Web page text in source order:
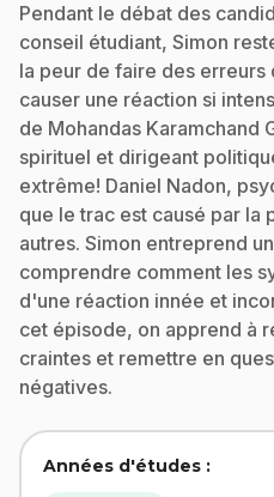
Pendant le débat des
conseil étudiant, Simon
la peur de faire des
causer une réaction si
de Mohandas Karamchand
spirituel et dirigeant
extrême! Daniel Nadon,
que le trac est causé par la
autres. Simon entreprend
comprendre comment les
d'une réaction innée et
cet épisode, on apprend à
craintes et remettre en
négatives.
Années d'études :